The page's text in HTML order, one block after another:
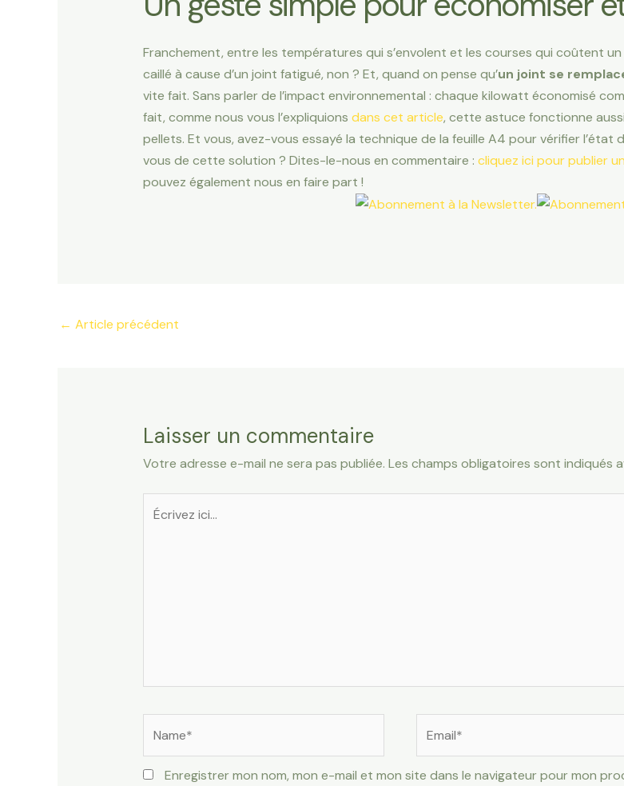
Franchement, entre les températures qui s’envolent et les courses qui coûtent
caillé à cause d’un joint fatigué, non ? Et, quand on pense qu’un joint se
vite fait. Sans parler de l’impact environnemental : chaque kilowatt économisé
fait, comme nous vous l’expliquions dans cet article, cette astuce fonctionne
pellets. Et vous, avez-vous essayé la technique de la feuille A4 pour vérifier
vous de cette solution ? Dites-le-nous en commentaire : cliquez ici pour publier
pouvez également nous en faire part !
← Article précédent
Laisser un commentaire
Votre adresse e-mail ne sera pas publiée. Les champs obligatoires sont indiqués
Écrivez
Enregistrer mon nom, mon e-mail et mon site dans le navigateur pour mon